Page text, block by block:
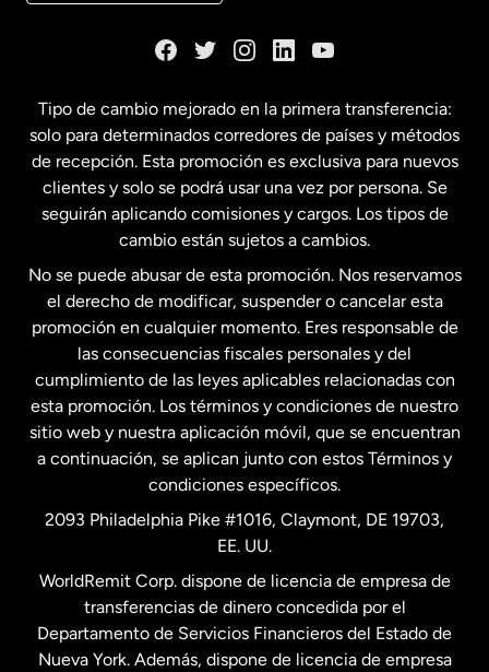
Estados Unidos English
Estados Unidos Español
Francia
Malasia
Nueva Zelanda
Países Bajos
Suecia
Tipo de cambio mejorado en la primera transferencia:
solo para determinados corredores de países y métodos
de recepción. Esta promoción es exclusiva para nuevos
clientes y solo se podrá usar una vez por persona. Se
seguirán aplicando comisiones y cargos. Los tipos de
cambio están sujetos a cambios.
No se puede abusar de esta promoción. Nos reservamos
el derecho de modificar, suspender o cancelar esta
promoción en cualquier momento. Eres responsable de
las consecuencias fiscales personales y del
cumplimiento de las leyes aplicables relacionadas con
esta promoción. Los términos y condiciones de nuestro
sitio web y nuestra aplicación móvil, que se encuentran
a continuación, se aplican junto con estos Términos y
condiciones específicos.
2093 Philadelphia Pike #1016, Claymont, DE 19703,
EE. UU.
WorldRemit Corp. dispone de licencia de empresa de
transferencias de dinero concedida por el
Departamento de Servicios Financieros del Estado de
Nueva York. Además, dispone de licencia de empresa